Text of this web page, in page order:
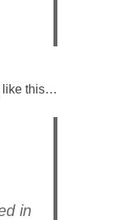
…or something like this:
in